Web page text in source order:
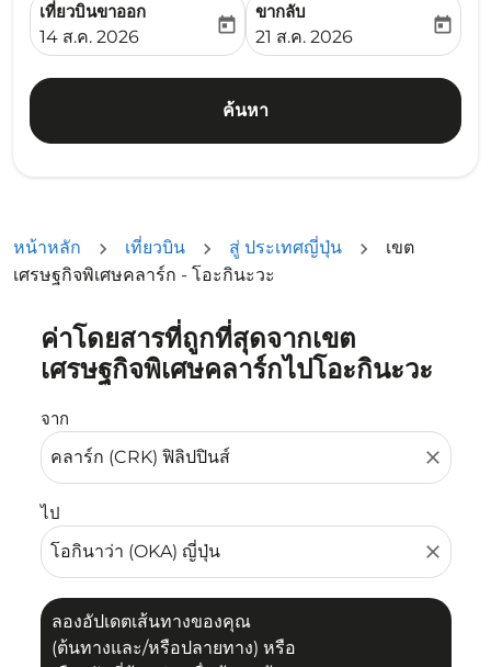
เที่ยวบินขาออก
fc-booking-departure-date-aria-label
14 ส.ค. 2026
today
ขากลับ
fc-booking-return-date-
21 ส.ค. 2026
today
ค้นหา
หน้าหลัก เที่ยวบิน สู่ ประเทศญี่ปุ่น
เขต
เศรษฐกิจพิเศษคลาร์ก - โอะกินะวะ
ค่าโดยสารที่ถูกที่สุดจากเขต
เศรษฐกิจพิเศษคลาร์กไปโอะกินะวะ
จาก
close
ไป
close
ลองอัปเดตเส้นทางของคุณ
(ต้นทางและ/หรือปลายทาง) หรือ
ลองอัปเดตเส้นทางของคุณ (ต้นทางและ/หรือปลายทาง) หรื